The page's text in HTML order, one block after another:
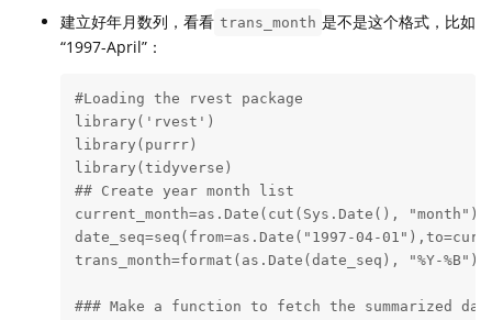
建立好年月数列，看看 trans_month 是不是这个格式，比如
“1997-April”：
#Loading the rvest package
library('rvest')
library(purrr)
library(tidyverse)
## Create year month list
current_month=as.Date(cut(Sys.Date(), "month"))
date_seq=seq(from=as.Date("1997-04-
trans_month=format(as.Date(date_seq), "%Y-%B")
### Make a function to fetch the summarized